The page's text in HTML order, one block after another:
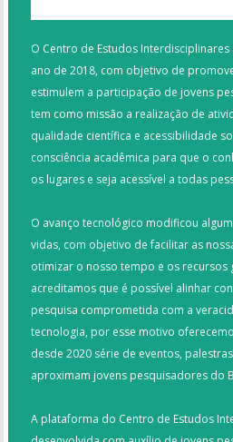
O Centro de Estudos
ano de 2018, com objetivo de
estimulem a participação de jovens
tem como missão a realização de
qualidade científica e acessibilidade
consciência acadêmica para que o
os lugares e seja acessível a todas
O avanço tecnológico modificou
vidas, com objetivo de facilitar as
otimizar o nosso tempo e os recursos
acreditamos que é possível alinhar
pesquisa comprometida com a
tecnologia, por esse motivo
desde 2020 série de eventos,
aproximam jovens pesquisadores do
A plataforma do Centro de Estudos